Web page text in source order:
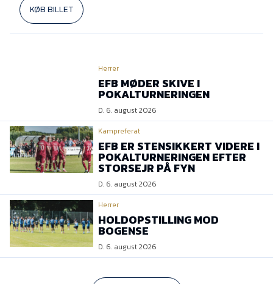
KØB BILLET
Herrer
EFB MØDER SKIVE I
POKALTURNERINGEN
D. 6. august 2026
Kampreferat
EFB ER STENSIKKERT VIDERE I
POKALTURNERINGEN EFTER
STORSEJR PÅ FYN
D. 6. august 2026
Herrer
HOLDOPSTILLING MOD
BOGENSE
D. 6. august 2026